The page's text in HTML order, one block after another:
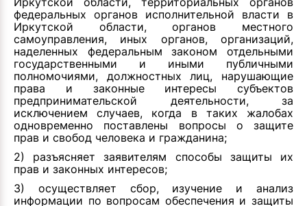
федеральных органов исполнительной власти в
Иркутской области, органов местного
самоуправления, иных органов, организаций,
наделенных федеральным законом отдельными
государственными и иными публичными
полномочиями, должностных лиц, нарушающие
права и законные интересы субъектов
предпринимательской деятельности, за
исключением случаев, когда в таких жалобах
одновременно поставлены вопросы о защите
прав и свобод человека и гражданина;
2) разъясняет заявителям способы защиты их
прав и законных интересов;
3) осуществляет сбор, изучение и анализ
информации по вопросам обеспечения и защиты